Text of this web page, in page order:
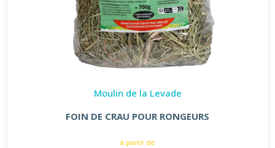
Moulin de la Levade
FOIN DE CRAU POUR RONGEURS
à partir de